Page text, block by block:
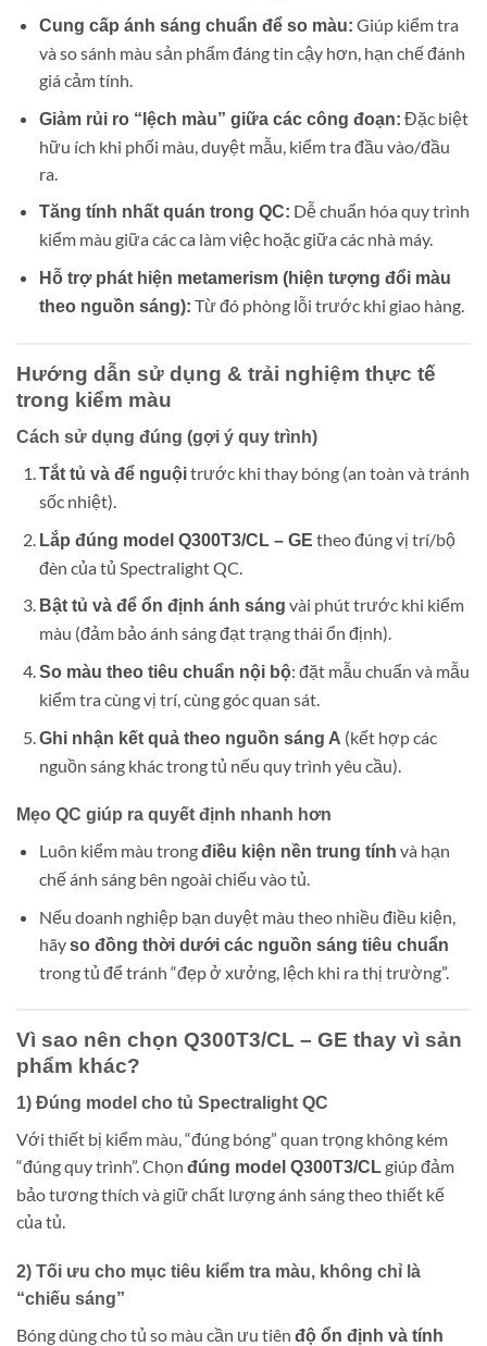
Cung cấp ánh sáng chuẩn để so màu: Giúp kiểm tra
và so sánh màu sản phẩm đáng tin cậy hơn, hạn chế đánh
giá cảm tính.
Giảm rủi ro “lệch màu” giữa các công đoạn: Đặc biệt
hữu ích khi phối màu, duyệt mẫu, kiểm tra đầu vào/đầu
ra.
Tăng tính nhất quán trong QC: Dễ chuẩn hóa quy trình
kiểm màu giữa các ca làm việc hoặc giữa các nhà máy.
Hỗ trợ phát hiện metamerism (hiện tượng đổi màu
theo nguồn sáng): Từ đó phòng lỗi trước khi giao hàng.
Hướng dẫn sử dụng & trải nghiệm thực tế
trong kiểm màu
Cách sử dụng đúng (gợi ý quy trình)
Tắt tủ và để nguộitrước khi thay bóng (an toàn và tránh
sốc nhiệt).
Lắp đúng model Q300T3/CL – GE theo đúng vị trí/bộ
đèn của tủ Spectralight QC.
Bật tủ và để ổn định ánh sáng vài phút trước khi kiểm
màu (đảm bảo ánh sáng đạt trạng thái ổn định).
So màu theo tiêu chuẩn nội bộ: đặt mẫu chuẩn và mẫu
kiểm tra cùng vị trí, cùng góc quan sát.
Ghi nhận kết quả theo nguồn sáng A (kết hợp các
nguồn sáng khác trong tủ nếu quy trình yêu cầu).
Mẹo QC giúp ra quyết định nhanh hơn
Luôn kiểm màu trongđiều kiện nền trung tính và hạn
chế ánh sáng bên ngoài chiếu vào tủ.
Nếu doanh nghiệp bạn duyệt màu theo nhiều điều kiện,
hãyso đồng thời dưới các nguồn sáng tiêu chuẩn
trong tủ để tránh “đẹp ở xưởng, lệch khi ra thị trường”.
Vì sao nên chọn Q300T3/CL – GE thay vì sản
phẩm khác?
1) Đúng model cho tủ Spectralight QC
Với thiết bị kiểm màu, “đúng bóng” quan trọng không kém
“đúng quy trình”. Chọn đúng model Q300T3/CLgiúp đảm
bảo tương thích và giữ chất lượng ánh sáng theo thiết kế
của tủ.
2) Tối ưu cho mục tiêu kiểm tra màu, không chỉ là
“chiếu sáng”
Bóng dùng cho tủ so màu cần ưu tiên độ ổn định và tính